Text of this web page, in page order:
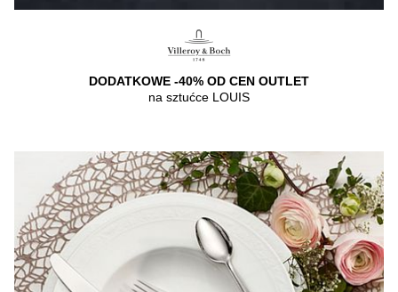
DODATKOWE -40% OD CEN OUTLET
na sztućce LOUIS